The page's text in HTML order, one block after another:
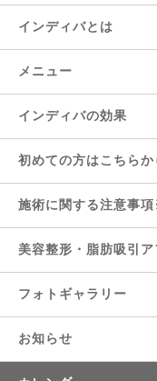
インディバとは
メニュー
インディバの効果
初めての方はこちらか
施術に関する注意事
美容整形・脂肪吸引
フォトギャラリー
お知らせ